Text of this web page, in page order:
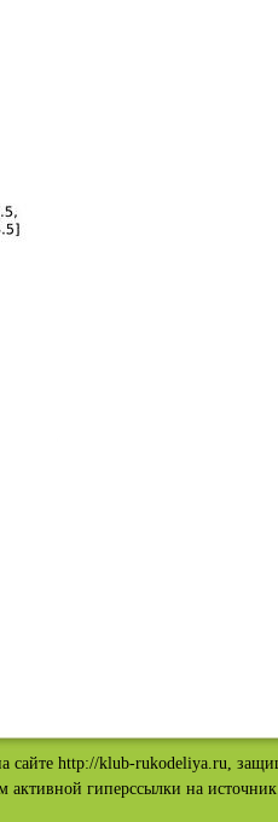
http://klub-rukodeliya.ru,
активной гиперссылки на